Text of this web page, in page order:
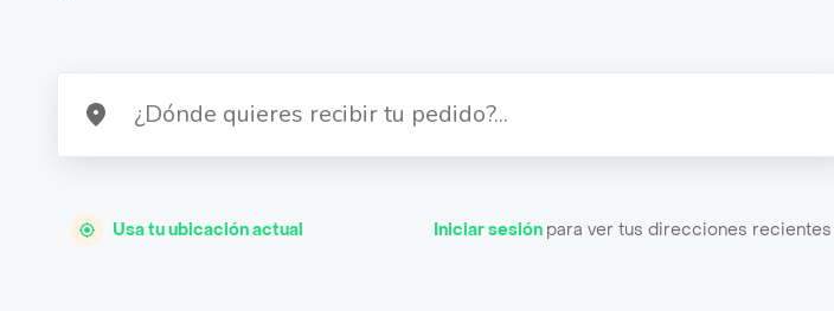
Usa tu ubicación actual Iniciar sesión para ver tus direcciones recientes